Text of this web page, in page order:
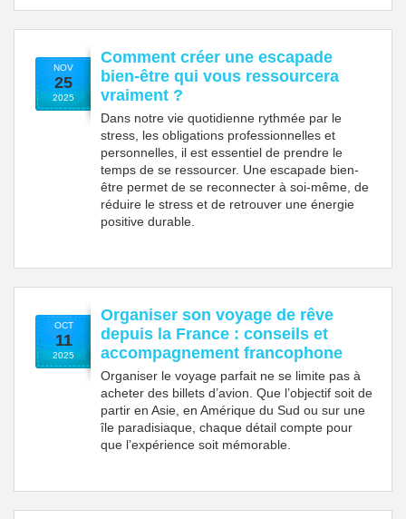
NOV
25
2025
Comment créer une escapade
bien-être qui vous ressourcera
vraiment ?
Dans notre vie quotidienne rythmée par le
stress, les obligations professionnelles et
personnelles, il est essentiel de prendre le
temps de se ressourcer. Une escapade bien-
être permet de se reconnecter à soi-même, de
réduire le stress et de retrouver une énergie
positive durable.
OCT
11
2025
Organiser son voyage de rêve
depuis la France : conseils et
accompagnement francophone
Organiser le voyage parfait ne se limite pas à
acheter des billets d’avion. Que l’objectif soit de
partir en Asie, en Amérique du Sud ou sur une
île paradisiaque, chaque détail compte pour
que l’expérience soit mémorable.